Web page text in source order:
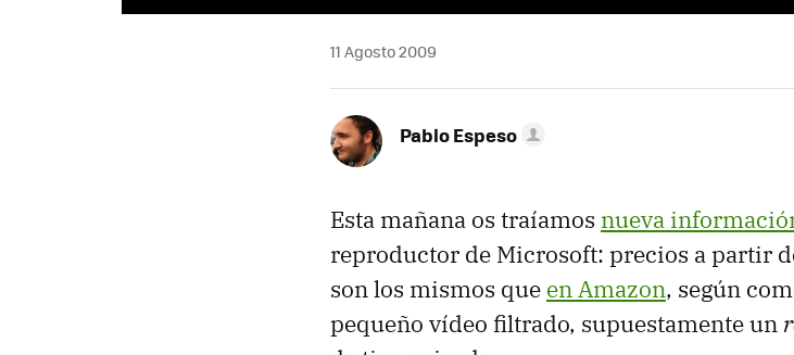
11 Agosto 2009
Pablo Espeso
Esta mañana os traíamos nueva
reproductor de Microsoft: precios a partir
son los mismos que en Amazon, según
pequeño vídeo filtrado, supuestamente un